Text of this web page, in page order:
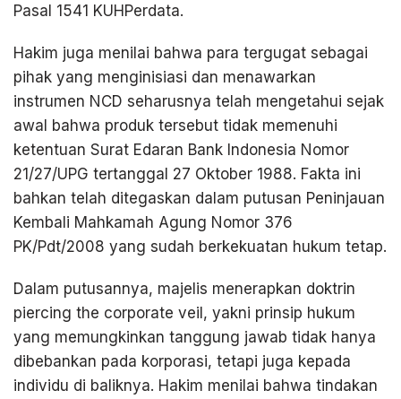
Pasal 1541 KUHPerdata.
Hakim juga menilai bahwa para tergugat sebagai
pihak yang menginisiasi dan menawarkan
instrumen NCD seharusnya telah mengetahui sejak
awal bahwa produk tersebut tidak memenuhi
ketentuan Surat Edaran Bank Indonesia Nomor
21/27/UPG tertanggal 27 Oktober 1988. Fakta ini
bahkan telah ditegaskan dalam putusan Peninjauan
Kembali Mahkamah Agung Nomor 376
PK/Pdt/2008 yang sudah berkekuatan hukum tetap.
Dalam putusannya, majelis menerapkan doktrin
piercing the corporate veil, yakni prinsip hukum
yang memungkinkan tanggung jawab tidak hanya
dibebankan pada korporasi, tetapi juga kepada
individu di baliknya. Hakim menilai bahwa tindakan